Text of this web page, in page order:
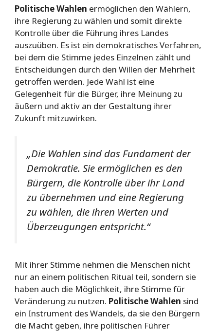
Politische Wahlen ermöglichen den Wählern,
ihre Regierung zu wählen und somit direkte
Kontrolle über die Führung ihres Landes
auszuüben. Es ist ein demokratisches Verfahren,
bei dem die Stimme jedes Einzelnen zählt und
Entscheidungen durch den Willen der Mehrheit
getroffen werden. Jede Wahl ist eine
Gelegenheit für die Bürger, ihre Meinung zu
äußern und aktiv an der Gestaltung ihrer
Zukunft mitzuwirken.
„Die Wahlen sind das Fundament der
Demokratie. Sie ermöglichen es den
Bürgern, die Kontrolle über ihr Land
zu übernehmen und eine Regierung
zu wählen, die ihren Werten und
Überzeugungen entspricht.“
Mit ihrer Stimme nehmen die Menschen nicht
nur an einem politischen Ritual teil, sondern sie
haben auch die Möglichkeit, ihre Stimme für
Veränderung zu nutzen. Politische Wahlen sind
ein Instrument des Wandels, da sie den Bürgern
die Macht geben, ihre politischen Führer